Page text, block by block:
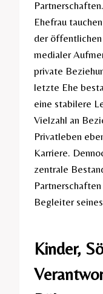
Ehefrau
der
medialer
private
letzte Ehe
eine stabilere
Vielzahl an
Privatleben
Karriere.
zentrale
Begleiter
Kinder,